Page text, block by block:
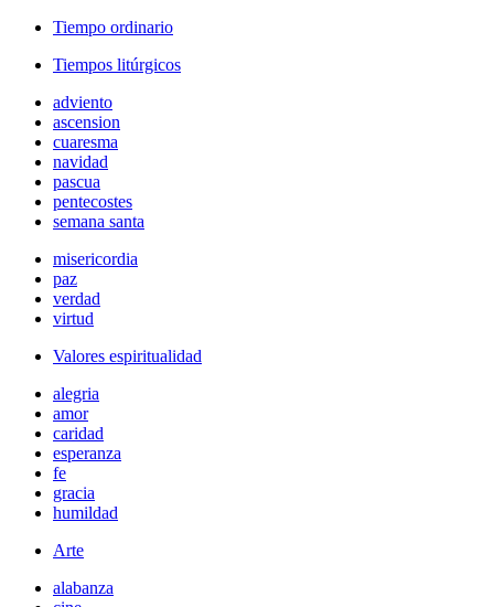
Tiempo ordinario
Tiempos litúrgicos
adviento
ascension
cuaresma
navidad
pascua
pentecostes
semana santa
misericordia
paz
verdad
virtud
Valores espiritualidad
alegria
amor
caridad
esperanza
fe
gracia
humildad
Arte
alabanza